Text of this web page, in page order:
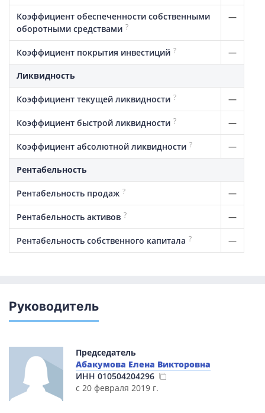
Коэффициент обеспеченности собственными
оборотными средствами ?
—
Коэффициент покрытия инвестиций ? —
Ликвидность
Коэффициент текущей ликвидности ? —
Коэффициент быстрой ликвидности ? —
Коэффициент абсолютной ликвидности ? —
Рентабельность
Рентабельность продаж ? —
Рентабельность активов ? —
Рентабельность собственного капитала ? —
Руководитель
Председатель
Абакумова Елена Викторовна
ИНН 010504204296
с 20 февраля 2019 г.